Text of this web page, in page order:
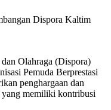
Dispora Kaltim
Olahraga (Dispora)
Pemuda Berprestasi
penghargaan dan
yang memiliki kontribusi